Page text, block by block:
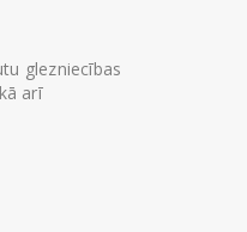
glezniecības
arī